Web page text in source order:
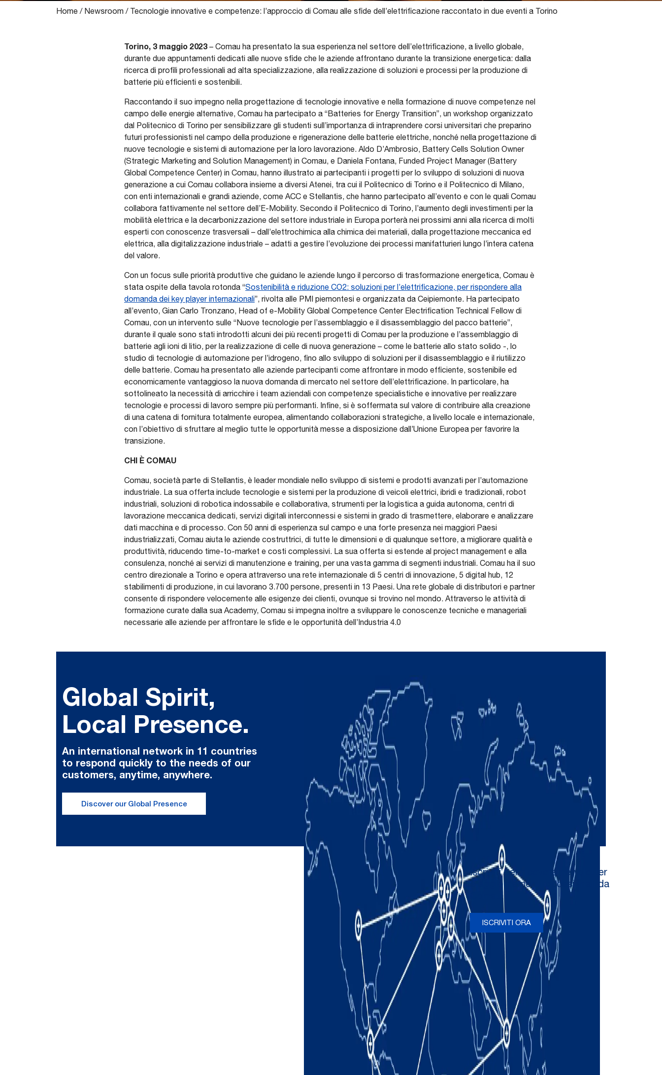
Home / Newsroom / Tecnologie innovative e competenze: l’approccio di Comau alle sfide dell’elettrificazione raccontato in due eventi a Torino
Torino, 3 maggio 2023 – Comau ha presentato la sua esperienza nel settore dell’elettrificazione, a livello globale,
durante due appuntamenti dedicati alle nuove sfide che le aziende affrontano durante la transizione energetica: dalla
ricerca di profili professionali ad alta specializzazione, alla realizzazione di soluzioni e processi per la produzione di
batterie più efficienti e sostenibili.
Raccontando il suo impegno nella progettazione di tecnologie innovative e nella formazione di nuove competenze nel
campo delle energie alternative, Comau ha partecipato a “Batteries for Energy Transition”, un workshop organizzato
dal Politecnico di Torino per sensibilizzare gli studenti sull’importanza di intraprendere corsi universitari che preparino
futuri professionisti nel campo della produzione e rigenerazione delle batterie elettriche, nonché nella progettazione di
nuove tecnologie e sistemi di automazione per la loro lavorazione. Aldo D’Ambrosio, Battery Cells Solution Owner
(Strategic Marketing and Solution Management) in Comau, e Daniela Fontana, Funded Project Manager (Battery
Global Competence Center) in Comau, hanno illustrato ai partecipanti i progetti per lo sviluppo di soluzioni di nuova
generazione a cui Comau collabora insieme a diversi Atenei, tra cui il Politecnico di Torino e il Politecnico di Milano,
con enti internazionali e grandi aziende, come ACC e Stellantis, che hanno partecipato all’evento e con le quali Comau
collabora fattivamente nel settore dell’E-Mobility. Secondo il Politecnico di Torino, l’aumento degli investimenti per la
mobilità elettrica e la decarbonizzazione del settore industriale in Europa porterà nei prossimi anni alla ricerca di molti
esperti con conoscenze trasversali – dall’elettrochimica alla chimica dei materiali, dalla progettazione meccanica ed
elettrica, alla digitalizzazione industriale – adatti a gestire l’evoluzione dei processi manifatturieri lungo l’intera catena
del valore.
Con un focus sulle priorità produttive che guidano le aziende lungo il percorso di trasformazione energetica, Comau è
stata ospite della tavola rotonda “Sostenibilità e riduzione CO2: soluzioni per l’elettrificazione, per rispondere alla
domanda dei key player internazionali”, rivolta alle PMI piemontesi e organizzata da Ceipiemonte. Ha partecipato
all’evento, Gian Carlo Tronzano, Head of e-Mobility Global Competence Center Electrification Technical Fellow di
Comau, con un intervento sulle “Nuove tecnologie per l’assemblaggio e il disassemblaggio del pacco batterie”,
durante il quale sono stati introdotti alcuni dei più recenti progetti di Comau per la produzione e l’assemblaggio di
batterie agli ioni di litio, per la realizzazione di celle di nuova generazione – come le batterie allo stato solido -, lo
studio di tecnologie di automazione per l’idrogeno, fino allo sviluppo di soluzioni per il disassemblaggio e il riutilizzo
delle batterie. Comau ha presentato alle aziende partecipanti come affrontare in modo efficiente, sostenibile ed
economicamente vantaggioso la nuova domanda di mercato nel settore dell’elettrificazione. In particolare, ha
sottolineato la necessità di arricchire i team aziendali con competenze specialistiche e innovative per realizzare
tecnologie e processi di lavoro sempre più performanti. Infine, si è soffermata sul valore di contribuire alla creazione
di una catena di fornitura totalmente europea, alimentando collaborazioni strategiche, a livello locale e internazionale,
con l’obiettivo di sfruttare al meglio tutte le opportunità messe a disposizione dall’Unione Europea per favorire la
transizione.
CHI È COMAU
Comau, società parte di Stellantis, è leader mondiale nello sviluppo di sistemi e prodotti avanzati per l’automazione
industriale. La sua offerta include tecnologie e sistemi per la produzione di veicoli elettrici, ibridi e tradizionali, robot
industriali, soluzioni di robotica indossabile e collaborativa, strumenti per la logistica a guida autonoma, centri di
lavorazione meccanica dedicati, servizi digitali interconnessi e sistemi in grado di trasmettere, elaborare e analizzare
dati macchina e di processo. Con 50 anni di esperienza sul campo e una forte presenza nei maggiori Paesi
industrializzati, Comau aiuta le aziende costruttrici, di tutte le dimensioni e di qualunque settore, a migliorare qualità e
produttività, riducendo time-to-market e costi complessivi. La sua offerta si estende al project management e alla
consulenza, nonché ai servizi di manutenzione e training, per una vasta gamma di segmenti industriali. Comau ha il suo
centro direzionale a Torino e opera attraverso una rete internazionale di 5 centri di innovazione, 5 digital hub, 12
stabilimenti di produzione, in cui lavorano 3.700 persone, presenti in 13 Paesi. Una rete globale di distributori e partner
consente di rispondere velocemente alle esigenze dei clienti, ovunque si trovino nel mondo. Attraverso le attività di
formazione curate dalla sua Academy, Comau si impegna inoltre a sviluppare le conoscenze tecniche e manageriali
necessarie alle aziende per affrontare le sfide e le opportunità dell’Industria 4.0
Global Spirit,
Local Presence.
An international network in 11 countries
to respond quickly to the needs of our
customers, anytime, anywhere.
Discover our Global Presence
Iscriviti per ricevere newsletter
e aggiornamenti occasionali da
ISCRIVITI ORA